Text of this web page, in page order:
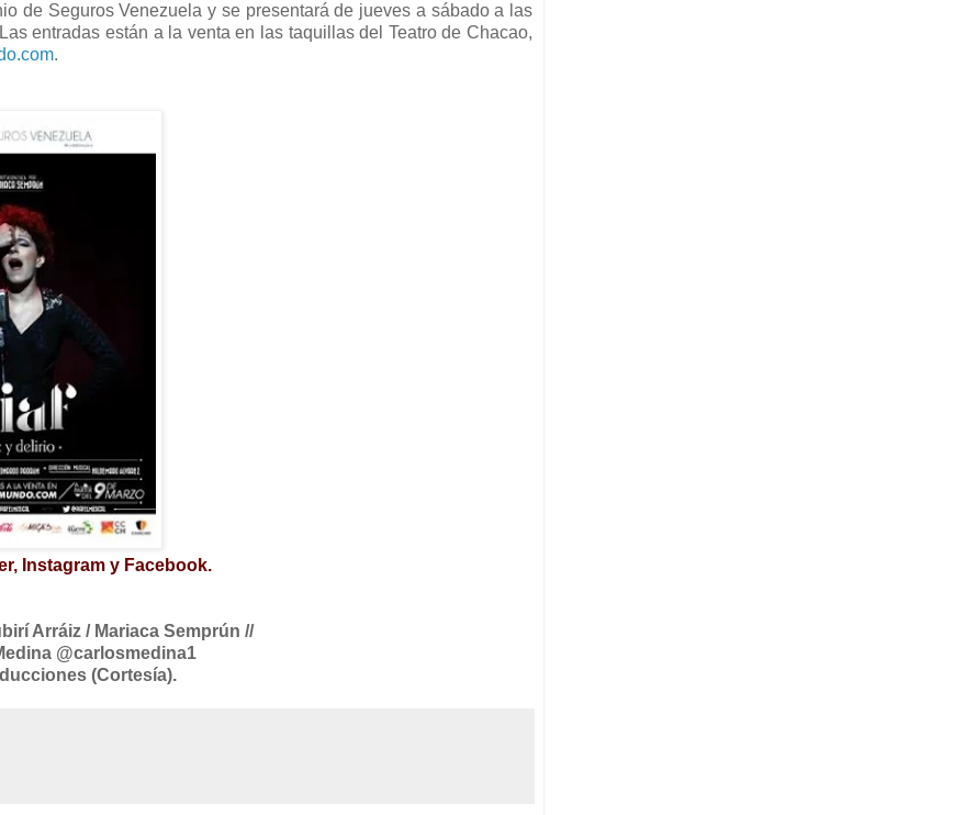
de Seguros Venezuela y se presentará de jueves a sábado a las
entradas están a la venta en las taquillas del Teatro de Chacao,
.
Instagram y Facebook.
Arráiz / Mariaca Semprún //
@carlosmedina1
(Cortesía).